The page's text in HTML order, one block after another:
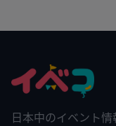
日本中のイベント情